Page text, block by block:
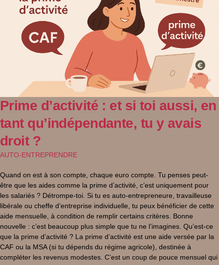
Prime d’activité : et si toi aussi, en
tant qu’indépendante, tu y avais
droit ?
AUTO-ENTREPRENDRE
Quand on est à son compte, chaque euro compte. Tu penses peut-
être que les aides comme la prime d’activité, c’est uniquement pour
les salariés ? Détrompe-toi. Si tu es auto-entrepreneure, travailleuse
libérale ou cheffe d’entreprise individuelle, tu peux bénéficier de cette
aide mensuelle, à condition de remplir certains critères. Bonne
nouvelle : c’est beaucoup plus simple que tu ne l’imagines. Qu’est-ce
que la prime d’activité ? La prime d’activité est une aide versée par la
CAF ou la MSA (si tu dépends du régime agricole), destinée à
compléter les revenus modestes. C’est un coup de pouce mensuel qui